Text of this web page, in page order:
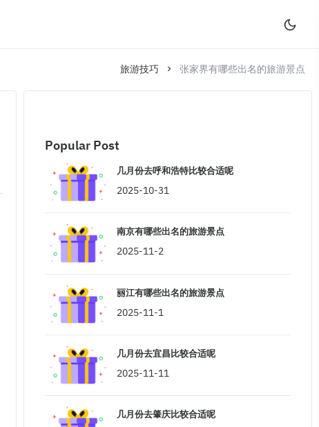
旅游技巧 张家界有哪些出名的旅游景点
Popular Post
几月份去呼和浩特比较合适呢
2025-10-31
南京有哪些出名的旅游景点
2025-11-2
丽江有哪些出名的旅游景点
2025-11-1
几月份去宜昌比较合适呢
2025-11-11
几月份去肇庆比较合适呢